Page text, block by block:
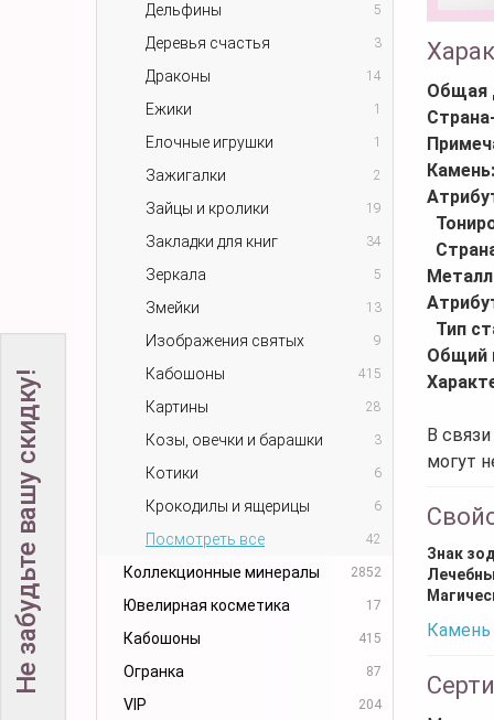
Дельфины 5
Деревья счастья 3
Драконы 14
Ежики 1
Елочные игрушки 1
Зажигалки 2
Зайцы и кролики 19
Закладки для книг 34
Зеркала 5
Змейки 13
Изображения святых 9
Кабошоны 415
Картины 28
Козы, овечки и барашки 3
Котики 6
Крокодилы и ящерицы 6
Посмотреть все 42
Коллекционные минералы 2852
Ювелирная косметика 17
Кабошоны 415
Огранка 87
VIP 204
Общая
Тип
Общий
В
могут
Знак
Камень
Не забудьте вашу скидку!